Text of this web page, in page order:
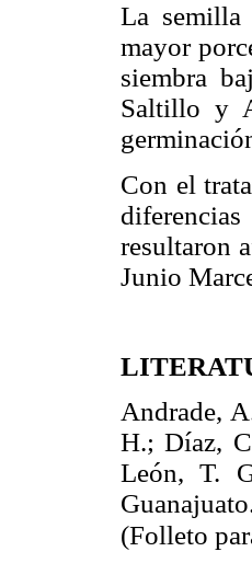
La semilla
mayor
siembra
Saltillo y
Con el
resultaron
Junio
Andrade,
H.; Díaz,
León, T.
(Folleto